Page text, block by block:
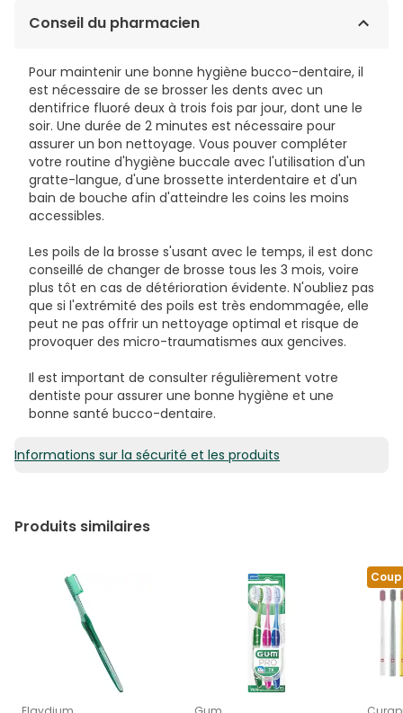
1,99€ / Unités
Conseil du pharmacien
Pour maintenir une bonne hygiène bucco-dentaire, il
est nécessaire de se brosser les dents avec un
dentifrice fluoré deux à trois fois par jour, dont une le
soir. Une durée de 2 minutes est nécessaire pour
assurer un bon nettoyage. Vous pouver compléter
votre routine d'hygiène buccale avec l'utilisation d'un
gratte-langue, d'une brossette interdentaire et d'un
bain de bouche afin d'atteindre les coins les moins
accessibles.
Les poils de la brosse s'usant avec le temps, il est donc
conseillé de changer de brosse tous les 3 mois, voire
plus tôt en cas de détérioration évidente. N'oubliez pas
que si l'extrémité des poils est très endommagée, elle
peut ne pas offrir un nettoyage optimal et risque de
provoquer des micro-traumatismes aux gencives.
Il est important de consulter régulièrement votre
dentiste pour assurer une bonne hygiène et une
bonne santé bucco-dentaire.
Informations sur la sécurité et les produits
Produits similaires